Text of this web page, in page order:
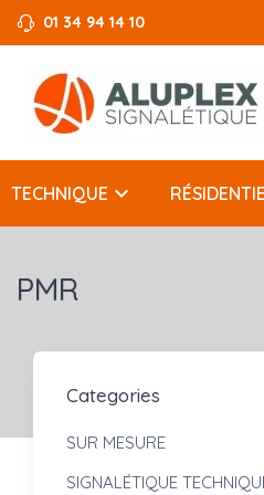
01 34 94 14 10
TECHNIQUE keyboard_arrow_down
PMR
Categories
SUR MESURE
SIGNALÉTIQUE